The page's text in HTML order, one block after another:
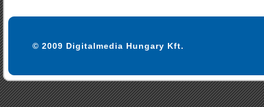
© 2009 Digitalmedia Hungary Kft.